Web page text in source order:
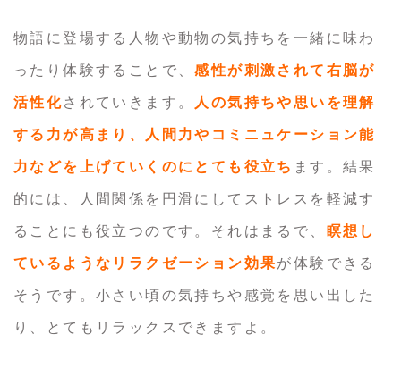
物語に登場する人物や動物の気持ちを一緒に味わ
ったり体験することで、感性が刺激されて右脳が
活性化されていきます。 人の気持ちや思いを理解
する力が高まり、人間力やコミニュケーション能
力などを上げていくのにとても役立ち ます。結果
的には、人間関係を円滑にしてストレスを軽減す
ることにも役立つのです。それはまるで、 瞑想し
ているようなリラクゼーション効果が体験できる
そうです。小さい頃の気持ちや感覚を思い出した
り、とてもリラックスできますよ。